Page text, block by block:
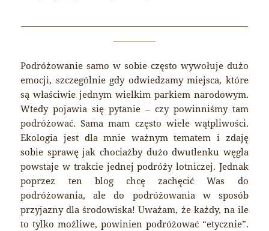
Podróżowanie samo w sobie często wywołuje dużo
emocji, szczególnie gdy odwiedzamy miejsca, które
są właściwie jednym wielkim parkiem narodowym.
Wtedy pojawia się pytanie – czy powinniśmy tam
podróżować. Sama mam często wiele wątpliwości.
Ekologia jest dla mnie ważnym tematem i zdaję
sobie sprawę jak chociażby dużo dwutlenku węgla
powstaje w trakcie jednej podróży lotniczej. Jednak
poprzez ten blog chcę zachęcić Was do
podróżowania, ale do podróżowania w sposób
przyjazny dla środowiska! Uważam, że każdy, na ile
to tylko możliwe, powinien podróżować “etycznie”.